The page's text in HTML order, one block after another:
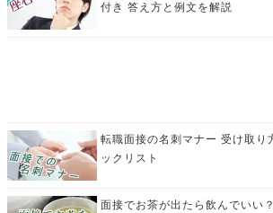
付き 答え方と例文を解説
転職面接の名刺マナー 受け取り
ックリスト
面接でお茶が出たら飲んでいい